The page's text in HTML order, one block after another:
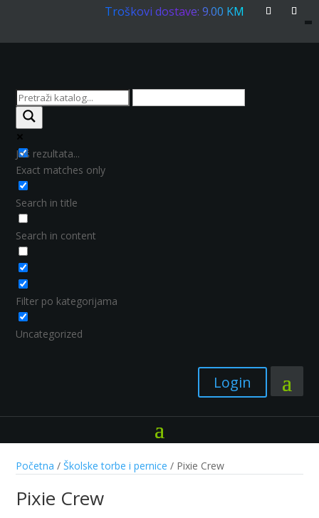
Troškovi dostave: 9.00 KM
Još rezultata...
Exact matches only
Search in title
Search in content
Filter po kategorijama
Uncategorized
Login
Početna /Školske torbe i pernice / Pixie Crew
Pixie Crew